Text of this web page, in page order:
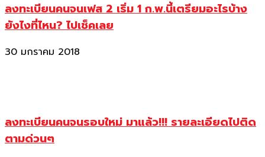
ลงทะเบียนคนจนเฟส 2 เริ่ม 1 ก.พ.นี้เตรียมอะไรบ้าง
ยังไงที่ไหน? ไปเช็คเลย
30 มกราคม 2018
ลงทะเบียนคนจนรอบใหม่ มาแล้ว!!! รายละเอียดไปติด
ตามด่วนๆ